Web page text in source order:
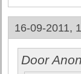
16-09-2011,
Door